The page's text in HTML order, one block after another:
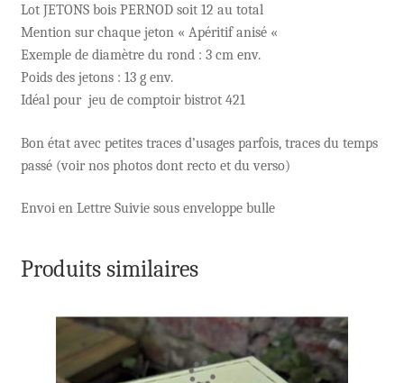
Lot JETONS bois PERNOD soit 12 au total
Mention sur chaque jeton « Apéritif anisé «
Exemple de diamètre du rond : 3 cm env.
Poids des jetons : 13 g env.
Idéal pour jeu de comptoir bistrot 421
Bon état avec petites traces d’usages parfois, traces du temps
passé (voir nos photos dont recto et du verso)
Envoi en Lettre Suivie sous enveloppe bulle
Produits similaires